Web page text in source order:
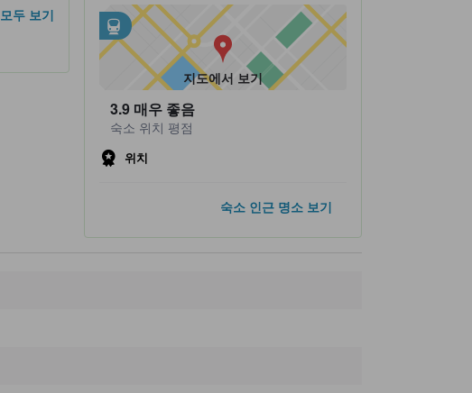
모두 보기 tooltip
인근 대중교통
• 세이비조역 (0.6km 이내)
• Seibijo (0.61km 이내)
지도에서 보기
3.9 매우 좋음
숙소 위치 평점
위치
숙소 인근 명소 보기